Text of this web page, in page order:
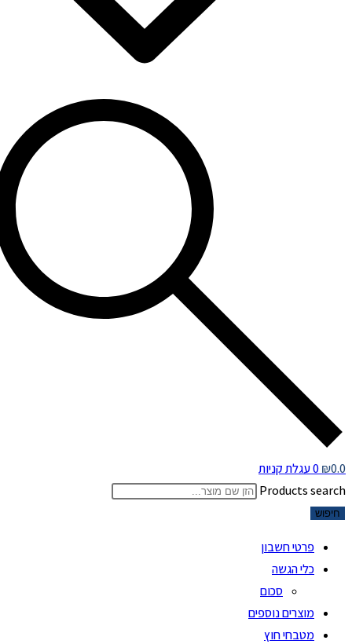
₪0.0
0 עגלת קניות
Products search
חיפוש
פרטי חשבון
כלי הגשה
סכום
מוצרים נוספים
מטבחי חוץ